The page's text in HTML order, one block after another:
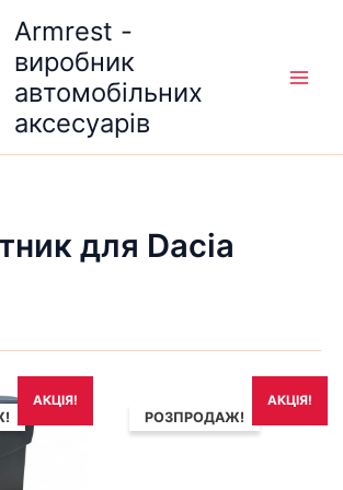
Armrest -
виробник
автомобільних
аксесуарів
для Dacia
АКЦІЯ! АКЦІЯ!
РОЗПРОДАЖ!
ціна:
1,690₴.
ціна:
1,490₴.